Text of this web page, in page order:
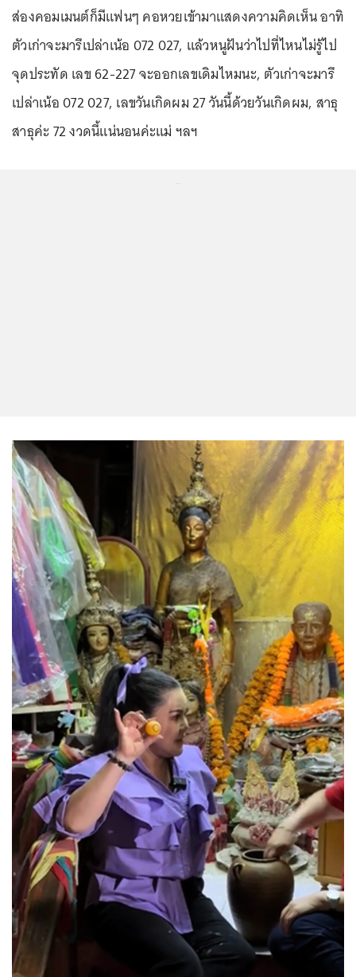
ส่องคอมเมนต์ก็มีแฟนๆ คอหวยเข้ามาแสดงความคิดเห็น อาทิ
ตัวเก่าจะมารึเปล่าเน้อ 072 027, แล้วหนูฝันว่าไปที่ไหนไม่รู้ไป
จุดประทัด เลข 62-227 จะออกเลขเดิมไหมนะ, ตัวเก่าจะมารึ
เปล่าเน้อ 072 027, เลขวันเกิดผม 27 วันนี้ด้วยวันเกิดผม, สาธุ
สาธุค่ะ 72 งวดนี้แน่นอนค่ะแม่ ฯลฯ